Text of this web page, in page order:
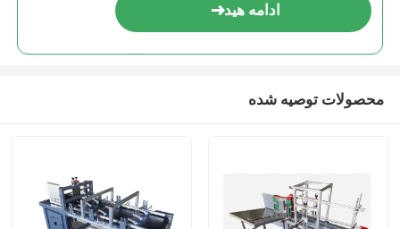
ادامه هید
محصولات توصیه شده